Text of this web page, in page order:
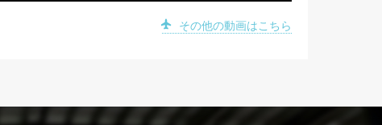
その他の動画はこちら